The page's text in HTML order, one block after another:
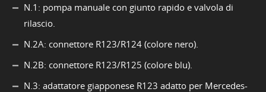
N.1: pompa manuale con giunto rapido e valvola di
rilascio.
N.2A: connettore R123/R124 (colore nero).
N.2B: connettore R123/R125 (colore blu).
N.3: adattatore giapponese R123 adatto per Mercedes-